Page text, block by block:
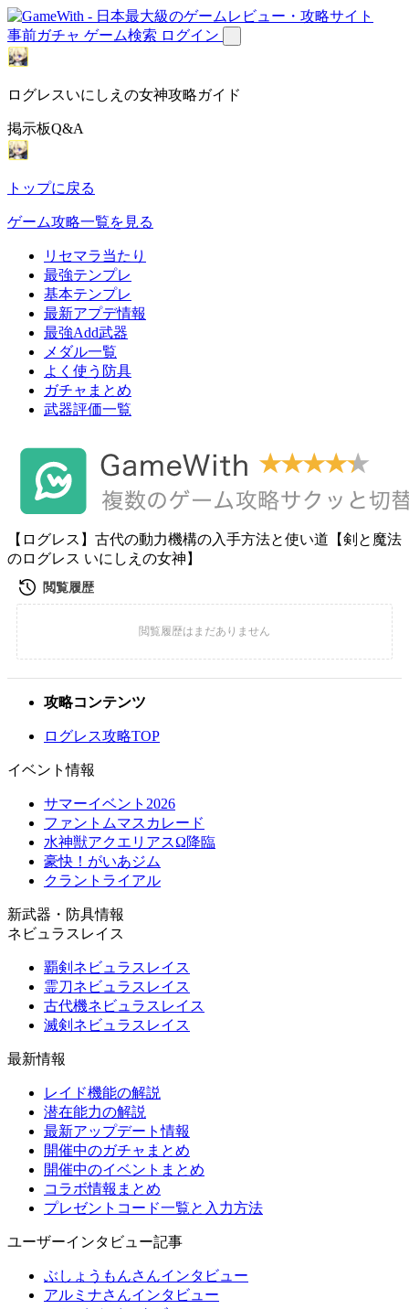
事前ガチャ ゲーム検索 ログイン
ログレスいにしえの女神攻略ガイド
掲示板Q&A
トップに戻る
ゲーム攻略一覧を見る
リセマラ当たり
最強テンプレ
基本テンプレ
最新アプデ情報
最強Add武器
メダル一覧
よく使う防具
ガチャまとめ
武器評価一覧
【ログレス】古代の動力機構の入手方法と使い道【剣と魔法
のログレス いにしえの女神】
攻略コンテンツ
ログレス攻略TOP
イベント情報
サマーイベント2026
ファントムマスカレード
水神獣アクエリアスΩ降臨
豪快！がいあジム
クラントライアル
新武器・防具情報
ネビュラスレイス
覇剣ネビュラスレイス
霊刀ネビュラスレイス
古代機ネビュラスレイス
滅剣ネビュラスレイス
最新情報
レイド機能の解説
潜在能力の解説
最新アップデート情報
開催中のガチャまとめ
開催中のイベントまとめ
コラボ情報まとめ
プレゼントコード一覧と入力方法
ユーザーインタビュー記事
ぶしょうもんさんインタビュー
アルミナさんインタビュー